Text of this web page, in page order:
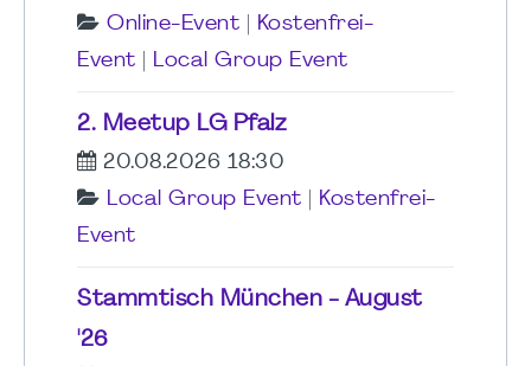
Online-Event
Kostenfrei-
Event
Local Group Event
2. Meetup LG Pfalz
20.08.2026 18:30
Local Group Event
Kostenfrei-
Event
Stammtisch München - August
'26